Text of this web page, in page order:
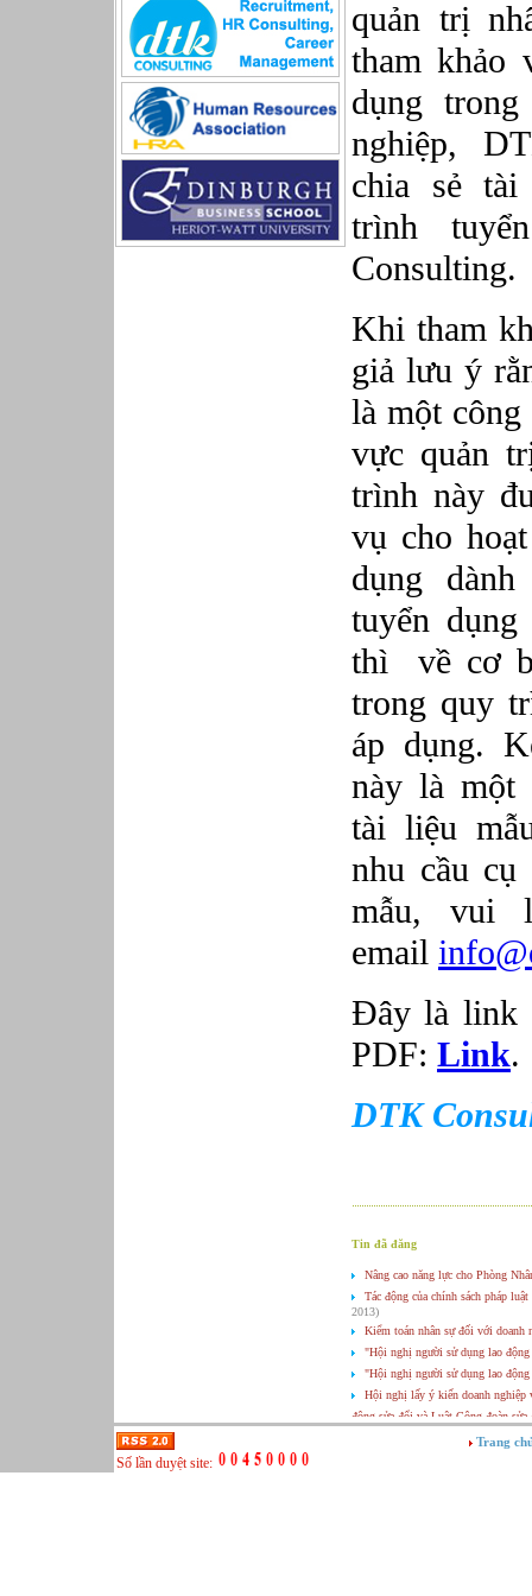
Sản xuất game online
Sở hữu công nghiệp
Tài chính
Thiết kế
Tiếp thị
Tổ chức Sản xuất
Truyền thông
Truyền thông, PR
Tư vấn
Vật tư - Hậu cần
quản trị
tham khảo
dụng
nghiệp,
chia sẻ
trình
Consulting.
Khi tham
giả lưu ý
là một
vực quản
trình này
vụ cho
dụng
tuyển
thì về cơ
trong quy
áp dụng.
này là một
tài liệu
nhu cầu
mẫu, vui
email
Đây là link
PDF: Link.
DTK
Tin đã đăng
Nâng cao năng lực cho Phòng
Tác động của chính sách pháp
2013)
Kiểm toán nhân sự đối với doanh
"Hội nghị người sử dụng lao
"Hội nghị người sử dụng lao
Hội nghị lấy ý kiến doanh nghiệp
động sửa đổi và Luật Công đoàn
"Nhân viên là số 1, Khách hàng
Số lần duyệt site:
Trang